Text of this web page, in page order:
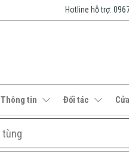
Hotline hỗ trợ:
Thông tin Đối tác